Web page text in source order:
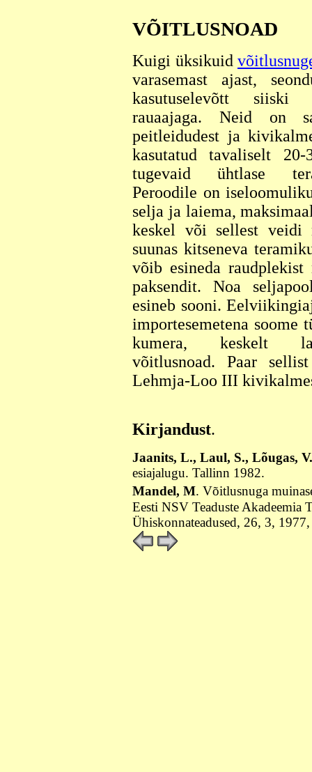
VÕITLUSNOAD
Kuigi üksikuid
varasemast ajast,
kasutuselevõtt siiski
rauaajaga. Neid on
peitleidudest ja
kasutatud tavaliselt
tugevaid ühtlase
Peroodile on
selja ja laiema,
keskel või sellest veidi
suunas kitseneva
võib esineda
paksendit. Noa
esineb sooni.
importesemetena soome
kumera, keskelt
võitlusnoad. Paar
Lehmja-Loo III
Kirjandust.
Jaanits, L., Laul, S., Lõugas,
esiajalugu. Tallinn 1982.
Mandel, M. Võitlusnuga
Eesti NSV Teaduste Akadeemia
Ühiskonnateadused, 26, 3,